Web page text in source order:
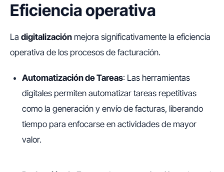
Eficiencia operativa
La digitalización mejora significativamente la eficiencia
operativa de los procesos de facturación.
Automatización de Tareas: Las herramientas
digitales permiten automatizar tareas repetitivas
como la generación y envío de facturas, liberando
tiempo para enfocarse en actividades de mayor
valor.